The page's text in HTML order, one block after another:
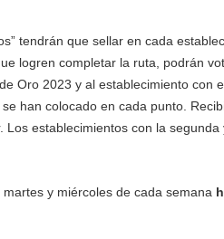
tendrán que sellar en cada
logren completar la ruta, podrán
Oro 2023 y al establecimiento con
han colocado en cada punto.
Los establecimientos con la
martes y miércoles de cada semana